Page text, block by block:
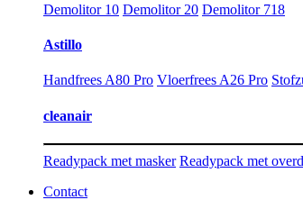
Demolitor 10 Demolitor 20 Demolitor 718
Astillo
Handfrees A80 Pro Vloerfrees A26 Pro
cleanair
Readypack met masker Readypack met
Contact